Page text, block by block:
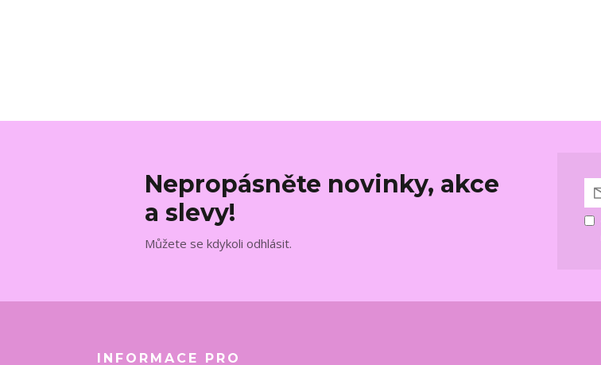
Nepropásněte novinky, akce
a slevy!
Můžete se kdykoli odhlásit.
INFORMACE PRO